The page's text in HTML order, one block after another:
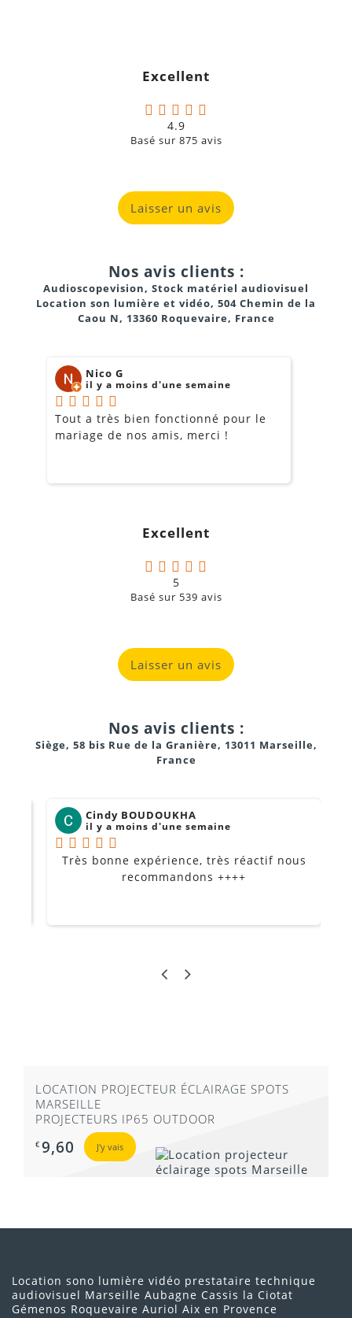
Excellent
4.9
Basé sur 875 avis
Laisser un avis
Nos avis clients :
Audioscopevision, Stock matériel audiovisuel
Location son lumière et vidéo, 504 Chemin de la
Caou N, 13360 Roquevaire, France
Nico G
il y a moins d'une semaine
Tout a très bien fonctionné pour le
mariage de nos amis, merci !
Excellent
5
Basé sur 539 avis
Laisser un avis
Nos avis clients :
Siège, 58 bis Rue de la Granière, 13011 Marseille,
France
Cindy BOUDOUKHA
il y a moins d'une semaine
Très bonne expérience, très réactif nous
recommandons ++++
LOCATION PROJECTEUR ÉCLAIRAGE SPOTS
MARSEILLE
PROJECTEURS IP65 OUTDOOR
€ 9,60 J'y vais
Location sono lumière vidéo prestataire technique
audiovisuel Marseille Aubagne Cassis la Ciotat
Gémenos Roquevaire Auriol Aix en Provence